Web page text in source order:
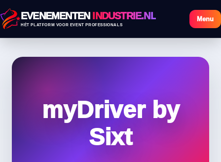
EVENEMENTEN INDUSTRIE.NL
HÉT PLATFORM VOOR EVENT PROFESSIONALS
Menu
myDriver by
Sixt